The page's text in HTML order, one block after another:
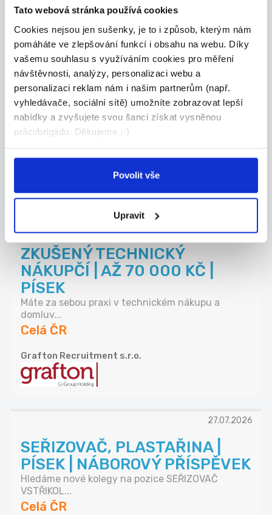
Tato webová stránka používá cookies
Cookies nejsou jen sušenky, je to i způsob, kterým nám
pomáháte ve zlepšování funkcí i obsahu na webu. Díky
vašemu souhlasu s využíváním cookies pro měření
návštěvnosti, analýzy, personalizaci webu a
personalizaci reklam nám i našim partnerům (např.
vyhledávače, sociální sítě) umožníte zobrazovat lepší
nabídky a zvyšujete svou šanci získat vysněnou
práci/brigádu. Děkujeme :-)
Povolit vše
Upravit
27.07.2026
Mistr stavby pro závod
kolejových staveb
Co u nás budete dělat? - Řídit realizace sta...
Celá ČR
ZKUŠENÝ TECHNICKÝ
NÁKUPČÍ | AŽ 70 000 KČ |
PÍSEK
Máte za sebou praxi v technickém nákupu a
domluv...
Celá ČR
Grafton Recruitment s.r.o.
27.07.2026
SEŘIZOVAČ, PLASTAŘINA |
PÍSEK | NÁBOROVÝ PŘÍSPĚVEK
Hledáme nové kolegy na pozice SEŘIZOVAČ
VSTŘIKOL...
Celá ČR